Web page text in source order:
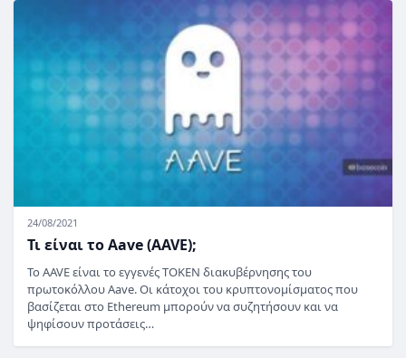
24/08/2021
Τι είναι το Aave (AAVE);
Το AAVE είναι το εγγενές TOKEN διακυβέρνησης του
πρωτοκόλλου Aave. Οι κάτοχοι του κρυπτονομίσματος που
βασίζεται στο Ethereum μπορούν να συζητήσουν και να
ψηφίσουν προτάσεις…